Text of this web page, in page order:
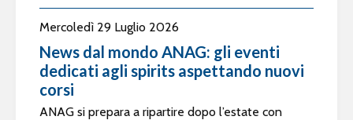
Mercoledì 29 Luglio 2026
News dal mondo ANAG: gli eventi
dedicati agli spirits aspettando nuovi
corsi
ANAG si prepara a ripartire dopo l’estate con